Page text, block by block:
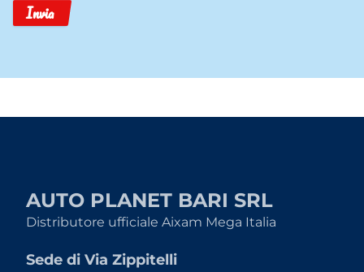
Invia
AUTO PLANET BARI SRL
Distributore ufficiale Aixam Mega Italia
Sede di Via Zippitelli